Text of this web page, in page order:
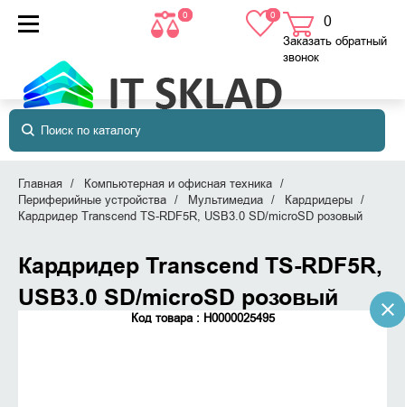
0 0 0
в корзине
Заказать обратный
звонок
Главная
Компьютерная и офисная техника
Периферийные устройства
Мультимедиа
Кардридеры
Кардридер Transcend TS-RDF5R, USB3.0 SD/microSD розовый
Кардридер Transcend TS-RDF5R,
USB3.0 SD/microSD розовый
Код товара : Н0000025495